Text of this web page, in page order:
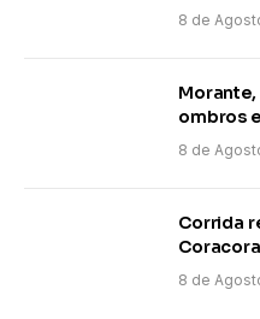
8 de
Morante,
ombros
8 de
Corrida
8 de